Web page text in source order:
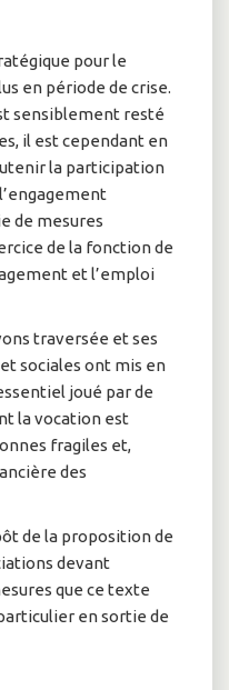
pour le
en période de crise.
sensiblement resté
il est cependant en
la participation
de mesures
de la fonction de
et l’emploi
traversée et ses
sociales ont mis en
joué par de
la vocation est
fragiles et,
des
de la proposition de
devant
que ce texte
en sortie de